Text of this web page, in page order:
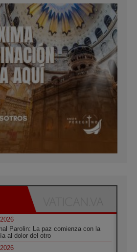
Parolin: La paz comienza con la
al dolor del otro